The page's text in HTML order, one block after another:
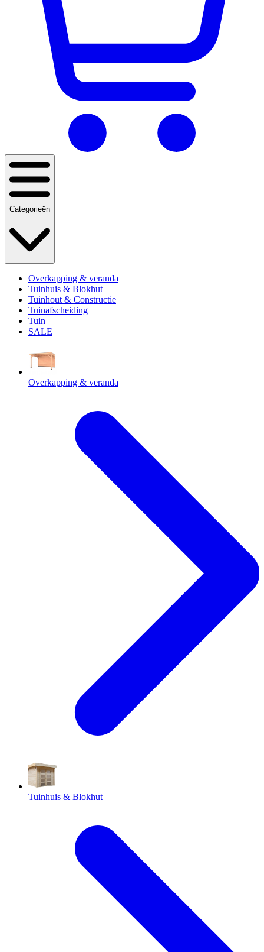
Categorieën
Overkapping & veranda
Tuinhuis & Blokhut
Tuinhout & Constructie
Tuinafscheiding
Tuin
SALE
Overkapping & veranda
Tuinhuis & Blokhut